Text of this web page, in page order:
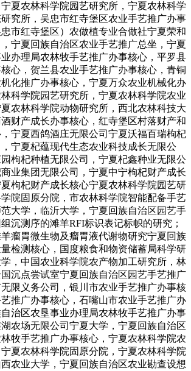
夏农林科学院园艺研究所，宁夏农林科学
究所，吴忠市红寺堡区农业手艺推广办事
市红寺堡区）农做植专业合做社宁夏荣和
宁夏回族自治区农业手艺推广总坐，宁夏
办理局农林牧手艺推广办事核心，平罗县
心，贺兰县农业手艺推广办事核心，青铜
化推广办事核心，宁夏万众农业机械化办
科学院园艺研究所，宁夏农林科学院农业
农林科学院动物研究所，西北农林科技大
财产成长办事核心，红寺堡区村落财产和
宁夏西鸽酒庄无限公司宁夏沃福百瑞枸杞
宁夏杞蕴现代生态农业科技成长无限公
枸杞种植无限公司，宁夏杞鑫种业无限公
业集团无限公司，宁夏中宁枸杞财产成长
枸杞财产成长核心宁夏农林科学院园艺研
院固原分院，市农林科学院智能配备手艺
大学，临沂大学，宁夏回族自治区园艺手
沉测序的滩羊RFI标识表记标帜的研究；
瘤胃微生物及瘤胃液代谢物研究宁夏回族
检测核心，国度粮食和物资储蓄局科学研
，中国农业科学院农产物加工研究所，林
沉点尝试室宁夏回族自治区园艺手艺推广
限义务公司，银川市农业手艺推广办事核
推广办事核心，石嘴山市农业手艺推广办
治区农垦事业办理局农林牧手艺推广办事
农场无限公司宁夏大学，宁夏回族自治区
牧手艺推广办事核心，宁夏农林科学院农
夏农林科学院固原分院，宁夏农林科学院
农业大学，宁夏回族自治区农业勘查设想